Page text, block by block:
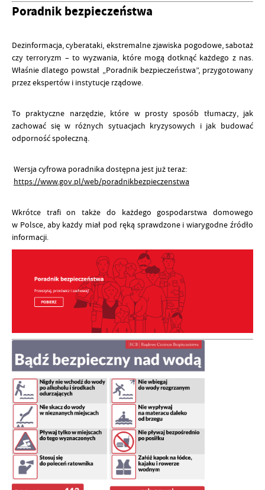
Poradnik bezpieczeństwa
Dezinformacja, cyberataki, ekstremalne zjawiska pogodowe, sabotaż
czy terroryzm – to wyzwania, które mogą dotknąć każdego z nas.
Właśnie dlatego powstał „Poradnik bezpieczeństwa”, przygotowany
przez ekspertów i instytucje rządowe.
To praktyczne narzędzie, które w prosty sposób tłumaczy, jak
zachować się w różnych sytuacjach kryzysowych i jak budować
odporność społeczną.
Wersja cyfrowa poradnika dostępna jest już teraz:
https://www.gov.pl/web/poradnikbezpieczenstwa
Wkrótce trafi on także do każdego gospodarstwa domowego
w Polsce, aby każdy miał pod ręką sprawdzone i wiarygodne źródło
informacji.